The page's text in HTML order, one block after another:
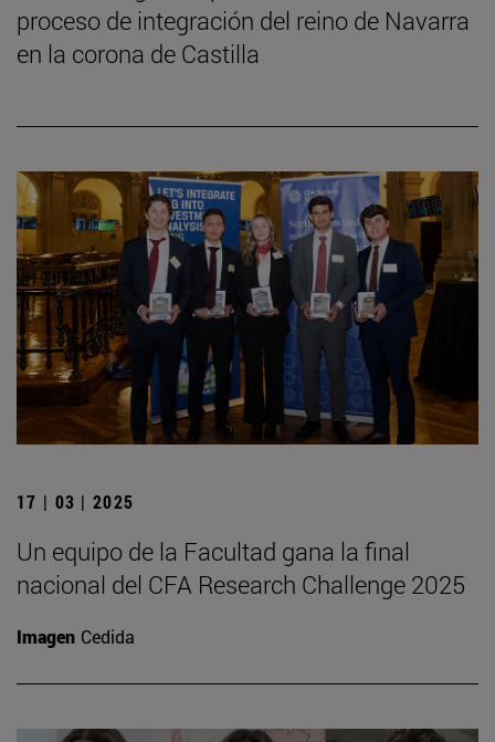
proceso de integración del reino de Navarra
en la corona de Castilla
17 | 03 | 2025
Un equipo de la Facultad gana la final
nacional del CFA Research Challenge 2025
Imagen Cedida